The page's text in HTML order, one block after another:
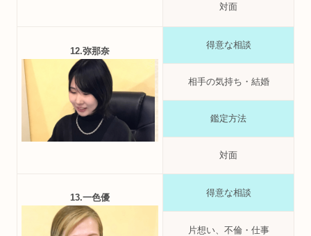
対面
12.弥那奈
得意な相談
相手の気持ち・結婚
鑑定方法
対面
13.一色優 得意な相談
片想い、不倫・仕事